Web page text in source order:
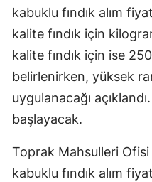
kabuklu fındık alım
kalite fındık için
kalite fındık için ise
belirlenirken, yüksek
uygulanacağı
başlayacak.
Toprak Mahsulleri
kabuklu fındık alım